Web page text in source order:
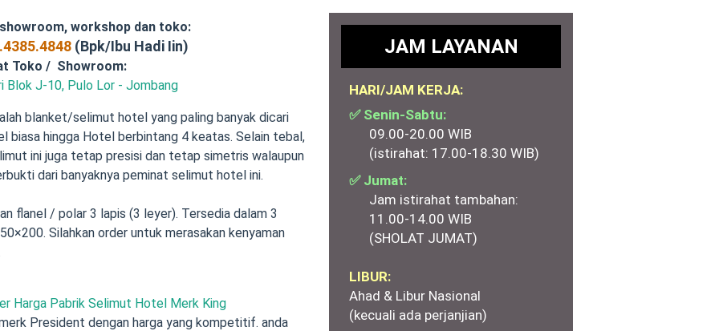
workshop dan toko:
(Bpk/Ibu Hadi Iin)
Toko / Showroom:
Blok J-10, Pulo Lor - Jombang
blanket/selimut hotel yang paling banyak dicari
biasa hingga Hotel berbintang 4 keatas. Selain tebal,
ini juga tetap presisi dan tetap simetris walaupun
dari banyaknya peminat selimut hotel ini.
flanel / polar 3 lapis (3 leyer). Tersedia dalam 3
Silahkan order untuk merasakan kenyaman
Harga Pabrik Selimut Hotel Merk King
President dengan harga yang kompetitif. anda
JAM LAYANAN
HARI/JAM KERJA:
✅ Senin-Sabtu:
09.00-20.00 WIB
(istirahat: 17.00-18.30 WIB)
✅ Jumat:
Jam istirahat tambahan:
11.00-14.00 WIB
(SHOLAT JUMAT)
LIBUR:
Ahad & Libur Nasional
(kecuali ada perjanjian)